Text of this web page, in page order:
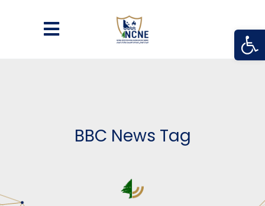
BBC News Tag